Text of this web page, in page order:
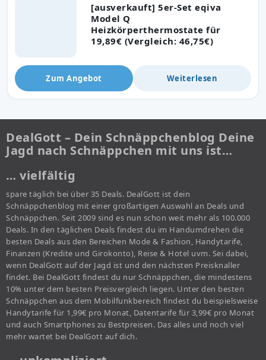
[ausverkauft] 5er-Set eqiva
Model Q
Heizkörperthermostate für
19,89€ (Vergleich: 46,75€)
Zum Angebot Weiterlesen
DealGott – Dein Schnäppchenblog Deine
Jagd nach Schnäppchen mit uns ist…
… vielfältig
spare täglich bei über 35 Deals. DealGott ist dein
Schnäppchenblog mit einer großartigen Auswahl an Deals und
Schnäppchen. Seit 2009 sind es nun schon weit mehr als 100.000
Deals. In den täglichen Deals findest du im Handumdrehen die
besten Deals aus den Bereichen Mode & Fashion, Handytarife,
Finanzen (Kredite und Girokonto), Reise & Hotel uvm. Sei dabei,
wenn DealGott auf der Jagd ist und den nächsten Preisknaller
findet. Bei DealGott findest du nur Schnäppchen, die mindestens
10% unter dem besten Preisvergleich liegen. Unter den besten
Schnäppchen aus dem Mobilfunkbereich findest du beispielsweise
Handytarife für 1,99€ pro Monat, Datentarife für 3,99€ pro Monat
und auch Smartphones zu Bestpreisen. Das alles und noch viel
mehr wartet bei DealGott auf dich.